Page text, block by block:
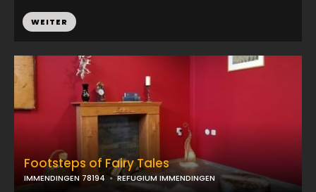
Footsteps of Fairy Tales
IMMENDINGEN 78194 REFUGIUM IMMENDINGEN
WEITER